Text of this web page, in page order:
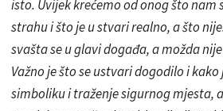
isto. Uvijek krećemo od onog što nam
strahu i što je u stvari realno, a što
svašta se u glavi događa, a možda
Važno je što se ustvari dogodilo i
simboliku i traženje sigurnog mjesta,